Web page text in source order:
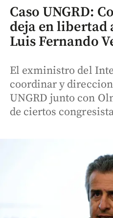
Caso UNGRD:
deja en
Luis Fernando
El exministro del
coordinar y
UNGRD junto con
de ciertos